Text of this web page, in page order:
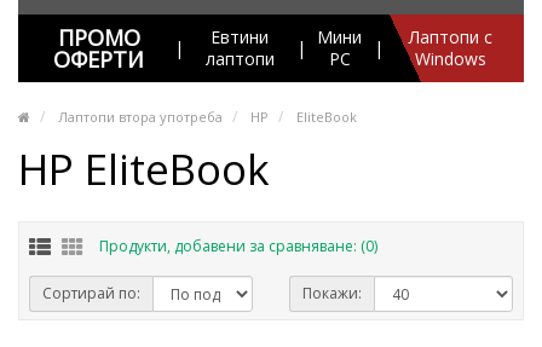
ПРОМО
ОФЕРТИ |
Евтини
лаптопи
|
Мини
PC
|
Лаптопи с
Windows
Лаптопи втора употреба HP EliteBook
HP EliteBook
Продукти, добавени за сравняване: (0)
Сортирай по: Покажи: